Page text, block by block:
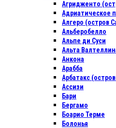
Агридженто
Адриатическое
Алгеро (остров
Альберобелло
Альпе ди Суси
Альта
Анкона
Арабба
Арбатакс
Ассизи
Бари
Бергамо
Боарио Терме
Болонья